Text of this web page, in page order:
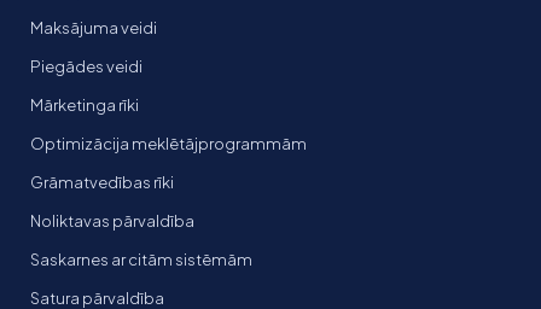
Maksājuma veidi
Piegādes veidi
Mārketinga rīki
Optimizācija meklētājprogrammām
Grāmatvedības rīki
Noliktavas pārvaldība
Saskarnes ar citām sistēmām
Satura pārvaldība